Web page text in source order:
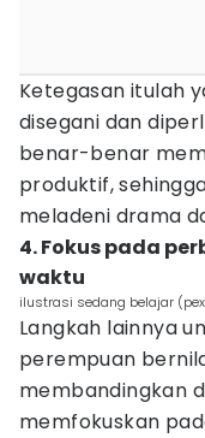
Ketegasan itulah
disegani dan
benar-benar
produktif,
meladeni drama
4. Fokus pada
waktu
ilustrasi sedang belajar
Langkah lainnya
perempuan
membandingkan
memfokuskan